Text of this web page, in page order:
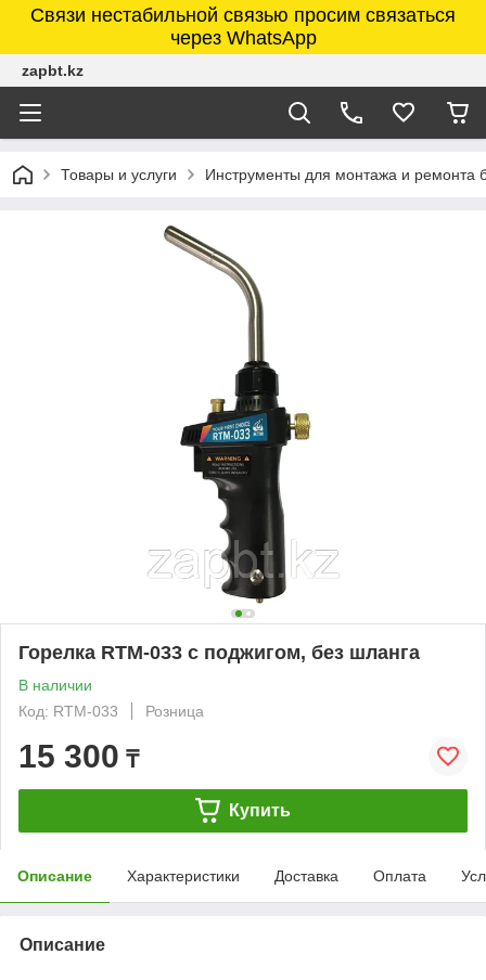
Связи нестабильной связью просим связаться
через WhatsApp
zapbt.kz
Товары и услуги Инструменты для монтажа и ремонта
Горелка RTM-033 с поджигом, без шланга
В наличии
Код: RTM-033
Розница
15 300 ₸
Купить
Описание Характеристики Доставка Оплата
Описание